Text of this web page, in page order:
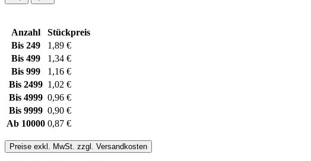
Anzahl
Stückpreis
Bis 249
1,89 €
Bis 499
1,34 €
Bis 999
1,16 €
Bis 2499 1,02 €
Bis 4999 0,96 €
Bis 9999 0,90 €
Ab 10000 0,87 €
Preise exkl. MwSt. zzgl. Versandkosten